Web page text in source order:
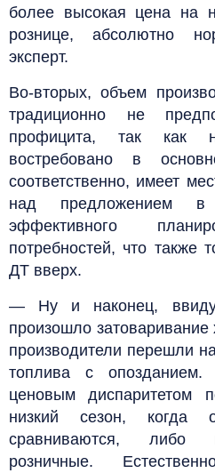
более высокая цена на
рознице, абсолютно
эксперт.
Во-вторых, объем
традиционно не
профицита, так как
востребовано в
соответственно, имеет
над предложением в
эффективного
потребностей, что также
ДТ вверх.
— Ну и наконец, ввиду
произошло
производители перешли
топлива с
ценовым диспаритетом
низкий сезон, когда
сравниваются, либо
розничные.